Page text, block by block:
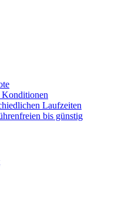
Konditionen
Laufzeiten
bis günstig